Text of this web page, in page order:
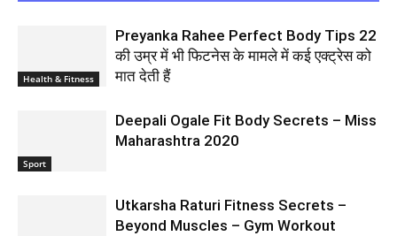
Health & Fitness
Preyanka Rahee Perfect Body Tips 22
की उम्र में भी फिटनेस के मामले में कई एक्ट्रेस को
मात देती हैं
Sport
Deepali Ogale Fit Body Secrets – Miss
Maharashtra 2020
Utkarsha Raturi Fitness Secrets –
Beyond Muscles – Gym Workout